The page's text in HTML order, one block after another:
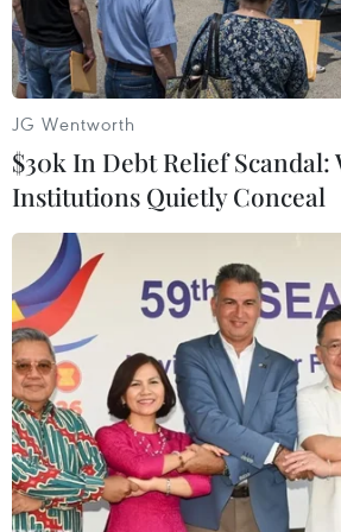
Hai đối tượng Nguyễn Văn Thương và
(Ảnh: TTXVN phát)
Chiều 14/1, Công an huyện Gia
quan Cảnh sát điều tra đã
JG Wentworth
$30k In Debt Relief Scandal:
Institutions Quietly Conceal